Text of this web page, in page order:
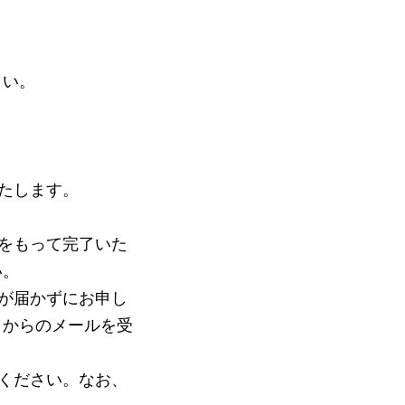
。
します。
もって完了いた
届かずにお申し
らのメールを受
さい。なお、